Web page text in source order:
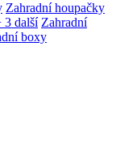
Zahradní houpačky
3 další Zahradní
boxy